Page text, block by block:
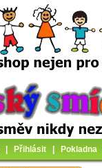
Přihlásit Pokladna